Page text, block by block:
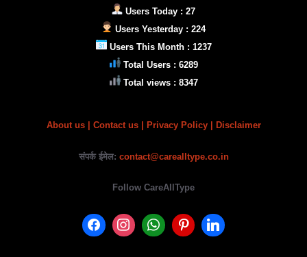
Users Today : 27
Users Yesterday : 224
Users This Month : 1237
Total Users : 6289
Total views : 8347
About us Contact us | Privacy Policy | Disclaimer
संपर्क ईमेल: contact@carealltype.co.in
Follow CareAllType